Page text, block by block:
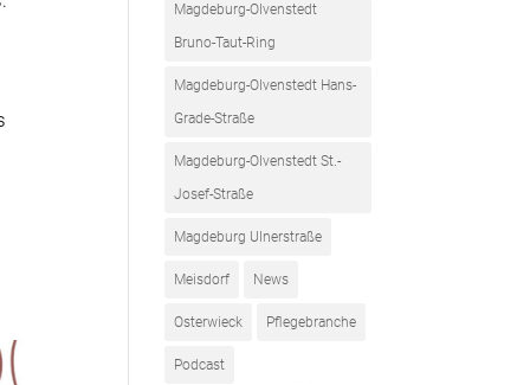
Magdeburg-Olvenstedt
Bruno-Taut-Ring
Magdeburg-Olvenstedt Hans-
Grade-Straße
Magdeburg-Olvenstedt St.-
Josef-Straße
Magdeburg Ulnerstraße
Meisdorf News
Osterwieck Pflegebranche
Podcast